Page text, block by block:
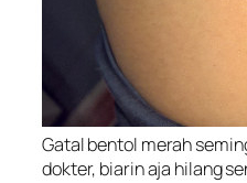
Gatal bentol merah
dokter, biarin aja hilang